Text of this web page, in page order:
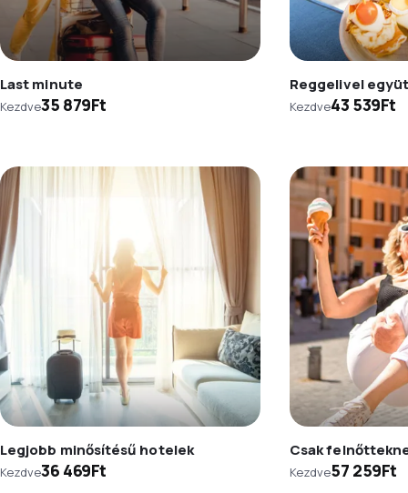
Last minute
Kezdve35 879Ft
Reggelivel
Kezdve43 539Ft
Legjobb minősítésű hotelek
Kezdve36 469Ft
Csak
Kezdve57 259Ft